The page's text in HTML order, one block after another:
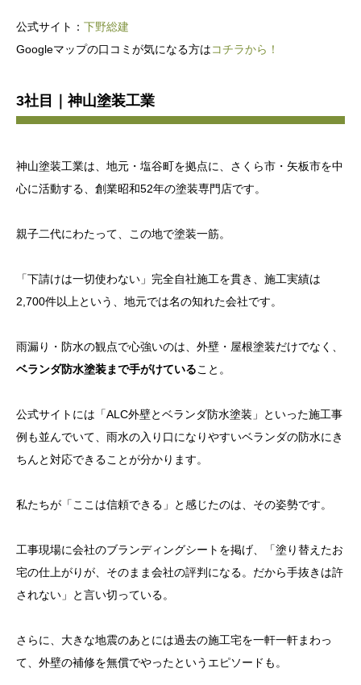
公式サイト： 下野総建
Googleマップの口コミが気になる方はコチラから！
3社目｜神山塗装工業
神山塗装工業は、地元・塩谷町を拠点に、さくら市・矢板市を中
心に活動する、創業昭和52年の塗装専門店です。
親子二代にわたって、この地で塗装一筋。
「下請けは一切使わない」完全自社施工を貫き、施工実績は
2,700件以上という、地元では名の知れた会社です。
雨漏り・防水の観点で心強いのは、外壁・屋根塗装だけでなく、
ベランダ防水塗装まで手がけていること。
公式サイトには「ALC外壁とベランダ防水塗装」といった施工事
例も並んでいて、雨水の入り口になりやすいベランダの防水にき
ちんと対応できることが分かります。
私たちが「ここは信頼できる」と感じたのは、その姿勢です。
工事現場に会社のブランディングシートを掲げ、「塗り替えたお
宅の仕上がりが、そのまま会社の評判になる。だから手抜きは許
されない」と言い切っている。
さらに、大きな地震のあとには過去の施工宅を一軒一軒まわっ
て、外壁の補修を無償でやったというエピソードも。